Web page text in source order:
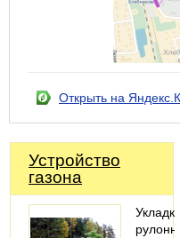
Открыть на
Устройство
газона
Укладка